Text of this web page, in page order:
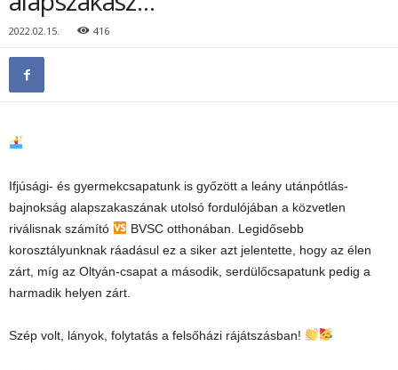
2022.02.15. 416
Ifjúsági- és gyermekcsapatunk is győzött a leány utánpótlás-
bajnokság alapszakaszának utolsó fordulójában a közvetlen
riválisnak számító
BVSC otthonában. Legidősebb
korosztályunknak ráadásul ez a siker azt jelentette, hogy az élen
zárt, míg az Oltyán-csapat a második, serdülőcsapatunk pedig a
harmadik helyen zárt.
Szép volt, lányok, folytatás a felsőházi rájátszásban!